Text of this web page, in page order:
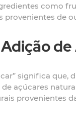
como
provenientes de
significa
açúcares
provenientes